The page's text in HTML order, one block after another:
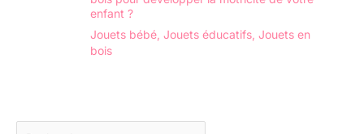
enfant ?
Jouets bébé Jouets éducatifs Jouets en
bois